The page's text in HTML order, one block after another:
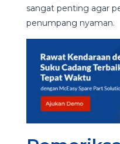
sangat penting agar
penumpang nyaman.